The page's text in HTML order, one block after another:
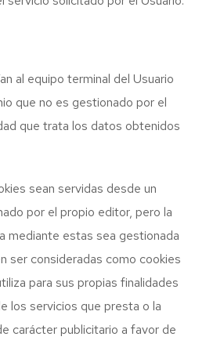
al equipo terminal del Usuario
que no es gestionado por el
que trata los datos obtenidos
sean servidas desde un
por el propio editor, pero la
mediante estas sea gestionada
ser consideradas como cookies
para sus propias finalidades
los servicios que presta o la
carácter publicitario a favor de